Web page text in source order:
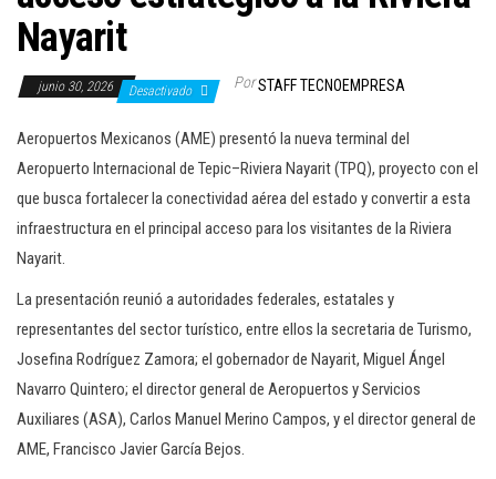
Nayarit
junio 30, 2026 Desactivado PorSTAFF TECNOEMPRESA
Aeropuertos Mexicanos (AME) presentó la nueva terminal del
Aeropuerto Internacional de Tepic–Riviera Nayarit (TPQ), proyecto con el
que busca fortalecer la conectividad aérea del estado y convertir a esta
infraestructura en el principal acceso para los visitantes de la Riviera
Nayarit.
La presentación reunió a autoridades federales, estatales y
representantes del sector turístico, entre ellos la secretaria de Turismo,
Josefina Rodríguez Zamora; el gobernador de Nayarit, Miguel Ángel
Navarro Quintero; el director general de Aeropuertos y Servicios
Auxiliares (ASA), Carlos Manuel Merino Campos, y el director general de
AME, Francisco Javier García Bejos.